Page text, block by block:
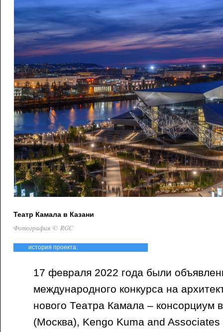
Театр Камала в Казани
Фотография © RGC
история проекта:
17 февраля 2022 года были
международного конкурса на
нового Театра Камала – консорциум
(Москва), Kengo Kuma and